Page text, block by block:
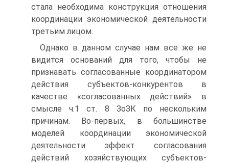
стала необходима кон­струкция отношения
координации экономической деятельности
третьим ли­цом.
Однако в данном случае нам все же не
видится оснований для того, чтобы не
признавать согласованные координатором
действия субъектов-конкурентов в
качестве «согласованных действий» в
смысле ч.1 ст. 8 ЗоЗК по нескольким
причинам. Во-первых, в большинстве
моделей координации экономической
деятельности эффект согласования
действий хозяйствующих субъектов-